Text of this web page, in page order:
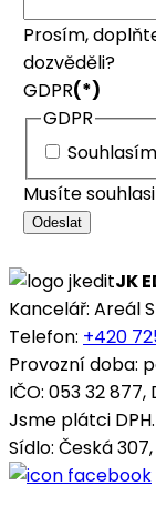
Prosím,
dozvěděli?
GDPR(*)
GDPR
Musíte
Odeslat
JK
Kancelář: Areál
Telefon: +420
Provozní doba:
IČO: 053 32 877,
Jsme plátci DPH.
Sídlo: Česká